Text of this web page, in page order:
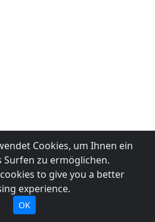
Cookies, um Ihnen ein
Surfen zu ermöglichen.
to give you a better
experience.
OK